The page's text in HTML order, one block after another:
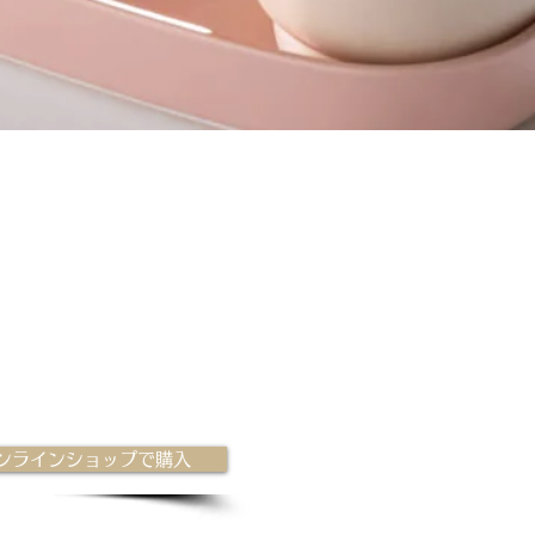
ラインショップで購入